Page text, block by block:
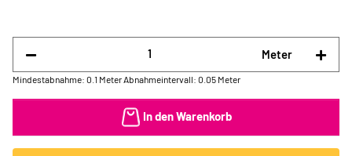
Meter
Mindestabnahme: 0.1 Meter Abnahmeintervall: 0.05 Meter
In den Warenkorb